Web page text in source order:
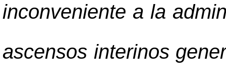
inconveniente a la
ascensos interinos